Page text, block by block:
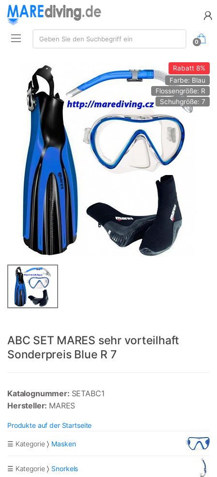
Suche:
Geben Sie den Suchbegriff ein
0
Rabatt8%
Farbe: Blau
Flossengröße: R
Schuhgröße: 7
ABC SET MARES sehr vorteilhaft
Sonderpreis Blue R 7
Katalognummer: SETABC1
Hersteller: MARES
Produkte auf der Startseite
☰ Kategorie Masken
☰ Kategorie Snorkels